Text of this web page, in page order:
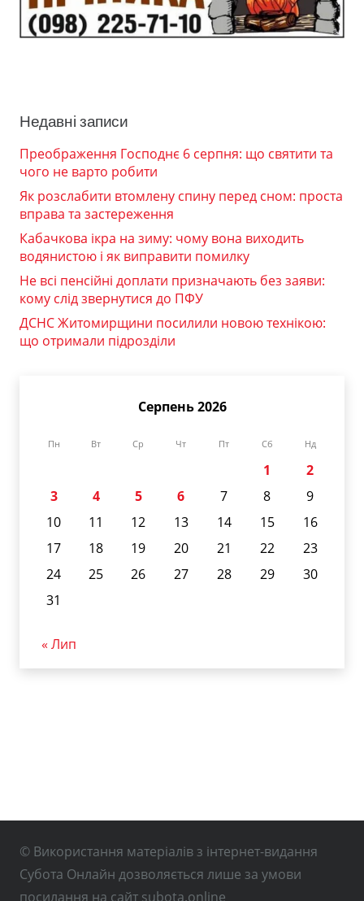
Недавні записи
Преображення Господнє 6 серпня: що святити та
чого не варто робити
Як розслабити втомлену спину перед сном: проста
вправа та застереження
Кабачкова ікра на зиму: чому вона виходить
водянистою і як виправити помилку
Не всі пенсійні доплати призначають без заяви:
кому слід звернутися до ПФУ
ДСНС Житомирщини посилили новою технікою:
що отримали підрозділи
Серпень 2026
Пн Вт Ср Чт Пт Сб Нд
1
2
3
4 5 6 7 8
9
10
11 12 13 14 15
16
17
18 19 20 21 22
23
24
25 26 27 28 29
30
31
« Лип
© Використання матеріалів з інтернет-видання
Субота Онлайн дозволяється лише за умови
посилання на сайт subota.online